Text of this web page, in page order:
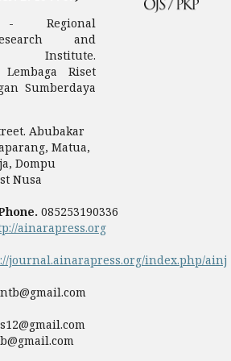
- Regional
and
Institute.
Lembaga Riset
Sumberdaya
Abubakar
Matua,
Dompu
Nusa
085253190336
ainarapress.org
journal.ainarapress.org/index.php/ainj